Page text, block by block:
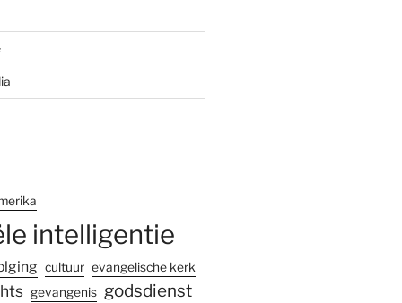
intelligentie
cultuur evangelische kerk
gevangenis godsdienst